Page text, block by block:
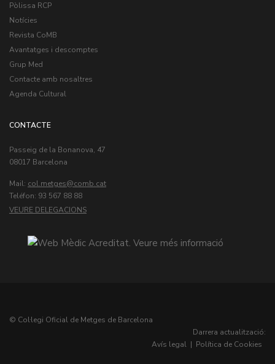
Pòlissa RCP
Notícies
Revista CoMB
Avantatges i descomptes
Grup Med
Contacte amb nosaltres
Agenda Cultural
CONTACTE
Passeig de la Bonanova, 47
08017 Barcelona
Mail: col.metges
Teléfon: 93 567 88 88
VEURE DELEGACIONS
© Col·legi Oficial de Metges de Barcelona
Darrera actualització:
Avís legal | Política de Cookies